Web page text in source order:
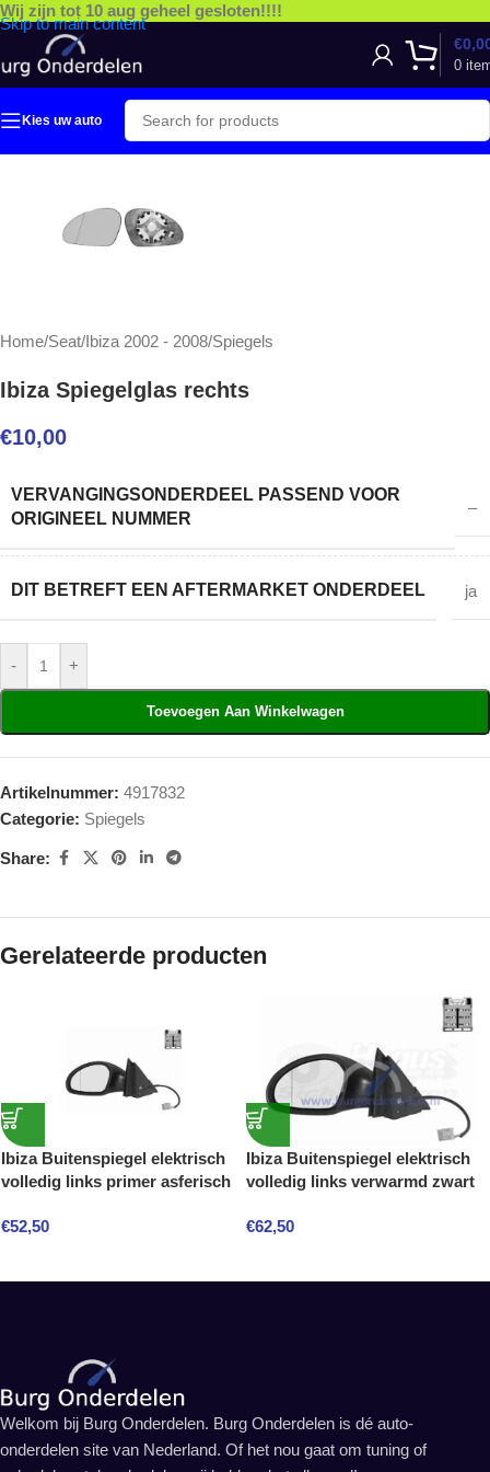
Skip to main content
Wij zijn tot 10 aug geheel gesloten!!!!
0
€
Kies uw auto
Home/Seat/Ibiza 2002 - 2008/Spiegels
Ibiza Spiegelglas rechts
€10,00
VERVANGINGSONDERDEEL PASSEND VOOR
ORIGINEEL NUMMER
–
DIT BETREFT EEN AFTERMARKET ONDERDEEL ja
- +
Toevoegen Aan Winkelwagen
Artikelnummer: 4917832
Categorie: Spiegels
Share:
Gerelateerde producten
Ibiza Buitenspiegel elektrisch
volledig links primer asferisch
€52,50
Ibiza Buitenspiegel elektrisch
volledig links verwarmd zwart
€62,50
Welkom bij Burg Onderdelen. Burg Onderdelen is dé auto-
onderdelen site van Nederland. Of het nou gaat om tuning of